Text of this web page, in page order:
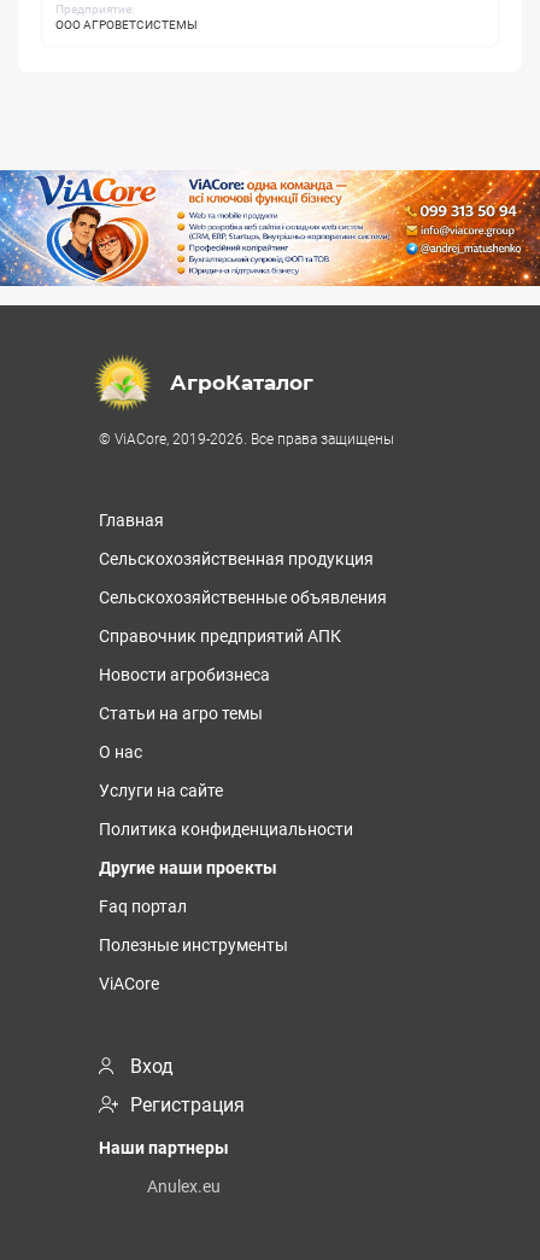
Предприятие:
ООО АГРОВЕТСИСТЕМЫ
АгроКаталог
© ViACore, 2019-2026. Все права защищены
Главная
Сельскохозяйственная продукция
Сельскохозяйственные объявления
Справочник предприятий АПК
Новости агробизнеса
Статьи на агро темы
О нас
Услуги на сайте
Политика конфиденциальности
Другие наши проекты
Faq портал
Полезные инструменты
ViACore
Вход
Регистрация
Наши партнеры
Anulex.eu